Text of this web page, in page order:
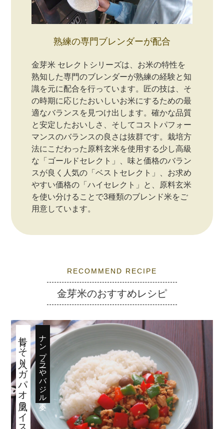
熟練の専門ブレンダーが配合
金芽米 セレクトシリーズは、お米の特性を
熟知した専門のブレンダーが熟練の経験と知
識を元に配合を行っています。匠の技は、そ
の時期に応じたおいしいお米にするための最
適なバランスを見つけ出します。確かな品質
と安定したおいしさ、そしてコストパフォー
マンスのバランスの良さは抜群です。栽培方
法にこだわった原料玄米を使用する少し高級
な「ゴールドセレクト」、味と価格のバラン
スが良く人気の「ベストセレクト」、お求め
やすい価格の「ハイセレクト」と、原料玄米
を使い分けることで3種類のブレンド米をご
用意しています。
RECOMMEND RECIPE
金芽米のおすすめレシピ
ナンプラーやバジル不要
青じそ入りガパオ風ライス